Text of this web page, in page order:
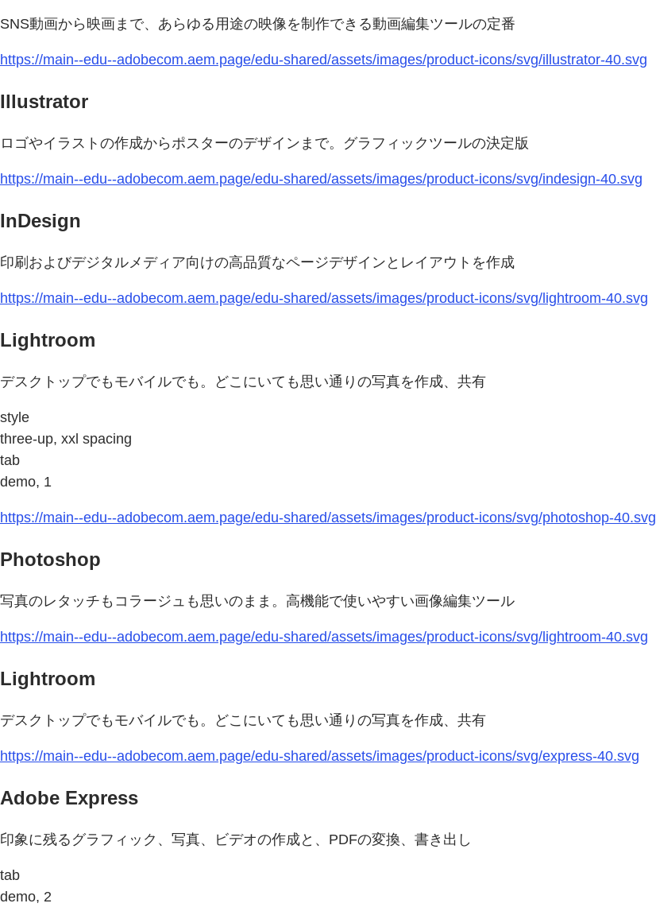
SNS動画から映画まで、あらゆる用途の映像を制作できる動画編集ツールの定番
https://main--edu--adobecom.aem.page/edu-shared/assets/images/product-icons/svg/illustrator-40.svg
Illustrator
ロゴやイラストの作成からポスターのデザインまで。グラフィックツールの決定版
https://main--edu--adobecom.aem.page/edu-shared/assets/images/product-icons/svg/indesign-40.svg
InDesign
印刷およびデジタルメディア向けの高品質なページデザインとレイアウトを作成
https://main--edu--adobecom.aem.page/edu-shared/assets/images/product-icons/svg/lightroom-40.svg
Lightroom
デスクトップでもモバイルでも。どこにいても思い通りの写真を作成、共有
style
three-up, xxl spacing
tab
demo, 1
https://main--edu--adobecom.aem.page/edu-shared/assets/images/product-icons/svg/photoshop-40.svg
Photoshop
写真のレタッチもコラージュも思いのまま。高機能で使いやすい画像編集ツール
https://main--edu--adobecom.aem.page/edu-shared/assets/images/product-icons/svg/lightroom-40.svg
Lightroom
デスクトップでもモバイルでも。どこにいても思い通りの写真を作成、共有
https://main--edu--adobecom.aem.page/edu-shared/assets/images/product-icons/svg/express-40.svg
Adobe Express
印象に残るグラフィック、写真、ビデオの作成と、PDFの変換、書き出し
tab
demo, 2